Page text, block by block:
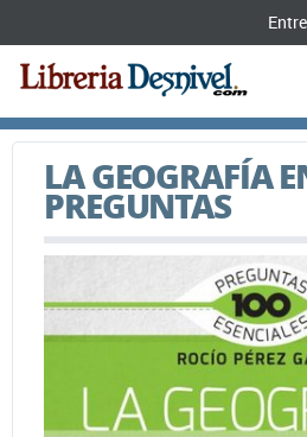
LA GEOGRAFÍA
PREGUNTAS